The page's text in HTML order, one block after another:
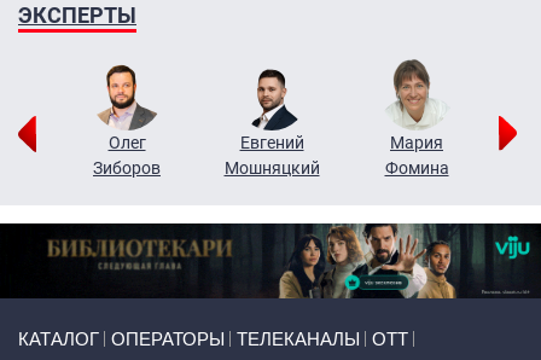
ЭКСПЕРТЫ
Олег
Зиборов
Евгений
Мошняцкий
Мария
Фомина
КАТАЛОГ ОПЕРАТОРЫ ТЕЛЕКАНАЛЫ ОТТ